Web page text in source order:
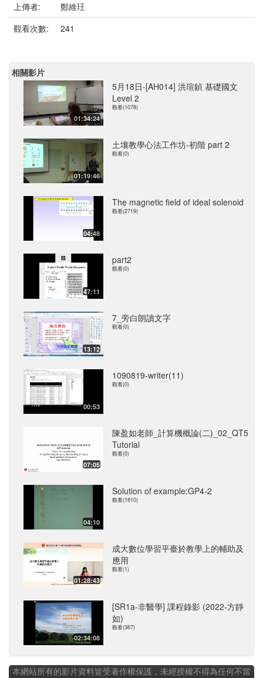
上傳者:
鄭維玨
觀看次數:
241
相關影片
01:34:24
5月18日-[AH014] 洪瑄鍞 基礎國文
Level 2
觀看(1078)
01:19:46
土壤教學心法工作坊-初階 part 2
觀看(0)
04:48
The magnetic field of ideal solenoid
觀看(2719)
47:11
part2
觀看(0)
13:12
7_旁白朗讀文字
觀看(0)
00:53
1090819-writer(11)
觀看(0)
07:05
陳盈如老師_計算機概論(二)_02_QT5
Tutorial
觀看(0)
04:10
Solution of example:GP4-2
觀看(1810)
01:28:43
成大數位學習平臺於教學上的輔助及
應用
觀看(1)
02:34:08
[SR1a-非醫學] 課程錄影 (2022-方靜
如)
觀看(367)
本網站所有的影片資料皆受著作權保護，未經授權不得為任何不當